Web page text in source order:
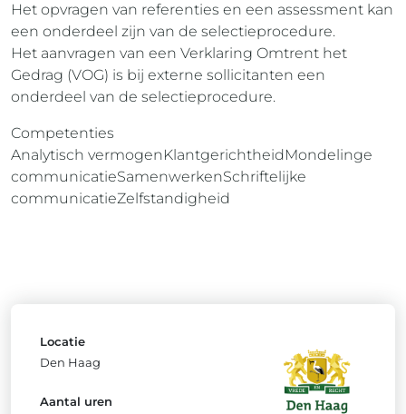
Het opvragen van referenties en een assessment kan
een onderdeel zijn van de selectieprocedure.
Het aanvragen van een Verklaring Omtrent het
Gedrag (VOG) is bij externe sollicitanten een
onderdeel van de selectieprocedure.
Competenties
Analytisch vermogenKlantgerichtheidMondelinge
communicatieSamenwerkenSchriftelijke
communicatieZelfstandigheid
Locatie
Den Haag
Aantal uren